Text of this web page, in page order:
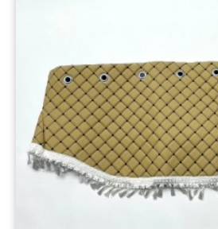
Інструменти
Оснащення причепів
Автономне опалення та
Стяжні ремені та троси